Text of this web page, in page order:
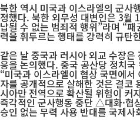
북한 역시 미국과 이스라엘의 군사
정했다. 북한 외무성 대변인은 3월
납될 수 없는 범죄적 행위”라며 “
력을 휘두르는 행태를 강력히 규탄
같은 날 중국과 러시아 외교 수장
응을 논의했다. 중국 공산당 정치
“미국과 이스라엘이 협상 국면에
자를 공개적으로 살해한 것은 결코
시아만 전역으로 확산될 위험이
즉각적인 군사행동 중단 △대화·협
승인 없는 무력 사용 반대를 국제사